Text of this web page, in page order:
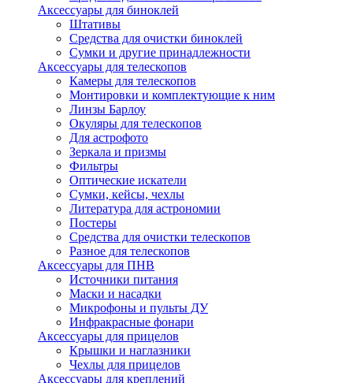
Аксессуары для биноклей
Штативы
Средства для очистки биноклей
Сумки и другие принадлежности
Аксессуары для телескопов
Камеры для телескопов
Монтировки и комплектующие к ним
Линзы Барлоу
Окуляры для телескопов
Для астрофото
Зеркала и призмы
Фильтры
Оптические искатели
Сумки, кейсы, чехлы
Литература для астрономии
Постеры
Средства для очистки телескопов
Разное для телескопов
Аксессуары для ПНВ
Источники питания
Маски и насадки
Микрофоны и пульты ДУ
Инфракрасные фонари
Аксессуары для прицелов
Крышки и наглазники
Чехлы для прицелов
Аксессуары для креплений